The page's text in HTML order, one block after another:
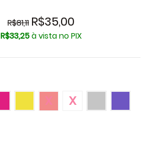
R$81,11 R$35,00
R$33,25à vista no PIX